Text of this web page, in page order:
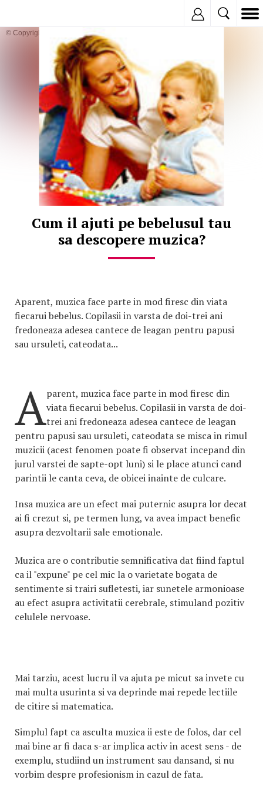
© Copyright:
Cum il ajuti pe bebelusul tau
sa descopere muzica?
Aparent, muzica face parte in mod firesc din viata
fiecarui bebelus. Copilasii in varsta de doi-trei ani
fredoneaza adesea cantece de leagan pentru papusi
sau ursuleti, cateodata...
Aparent, muzica face parte in mod firesc din
viata fiecarui bebelus. Copilasii in varsta de doi-
trei ani fredoneaza adesea cantece de leagan
pentru papusi sau ursuleti, cateodata se misca in rimul
muzicii (acest fenomen poate fi observat incepand din
jurul varstei de sapte-opt luni) si le place atunci cand
parintii le canta ceva, de obicei inainte de culcare.
Insa muzica are un efect mai puternic asupra lor decat
ai fi crezut si, pe termen lung, va avea impact benefic
asupra dezvoltarii sale emotionale.
Muzica are o contributie semnificativa dat fiind faptul
ca il "expune" pe cel mic la o varietate bogata de
sentimente si trairi sufletesti, iar sunetele armonioase
au efect asupra activitatii cerebrale, stimuland pozitiv
celulele nervoase.
Mai tarziu, acest lucru il va ajuta pe micut sa invete cu
mai multa usurinta si va deprinde mai repede lectiile
de citire si matematica.
Simplul fapt ca asculta muzica ii este de folos, dar cel
mai bine ar fi daca s-ar implica activ in acest sens - de
exemplu, studiind un instrument sau dansand, si nu
vorbim despre profesionism in cazul de fata.